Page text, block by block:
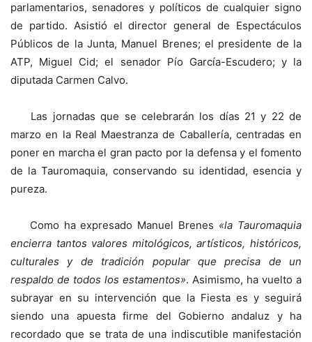
parlamentarios, senadores y políticos de cualquier signo
de partido. Asistió el director general de Espectáculos
Públicos de la Junta, Manuel Brenes; el presidente de la
ATP, Miguel Cid; el senador Pío García-Escudero; y la
diputada Carmen Calvo.
Las jornadas que se celebrarán los días 21 y 22 de
marzo en la Real Maestranza de Caballería, centradas en
poner en marcha el gran pacto por la defensa y el fomento
de la Tauromaquia, conservando su identidad, esencia y
pureza.
Como ha expresado Manuel Brenes «la Tauromaquia
encierra tantos valores mitológicos, artísticos, históricos,
culturales y de tradición popular que precisa de un
respaldo de todos los estamentos». Asimismo, ha vuelto a
subrayar en su intervención que la Fiesta es y seguirá
siendo una apuesta firme del Gobierno andaluz y ha
recordado que se trata de una indiscutible manifestación